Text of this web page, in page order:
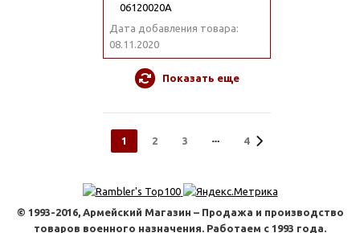
06120020А
Дата добавления товара:
08.11.2020
Показать еще
1 2 3 4
© 1993-2016, Армейский Магазин – Продажа и производство
товаров военного назначения. Работаем с 1993 года.